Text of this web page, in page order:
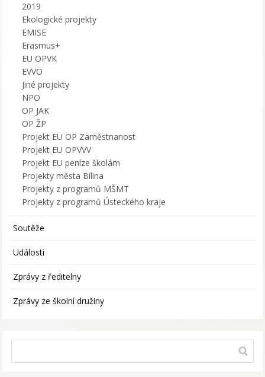
2019
Ekologické projekty
EMISE
Erasmus+
EU OPVK
EVVO
Jiné projekty
NPO
OP JAK
OP ŽP
Projekt EU OP Zaměstnanost
Projekt EU OPVVV
Projekt EU peníze školám
Projekty města Bílina
Projekty z programů MŠMT
Projekty z programů Ústeckého kraje
Soutěže
Události
Zprávy z ředitelny
Zprávy ze školní družiny